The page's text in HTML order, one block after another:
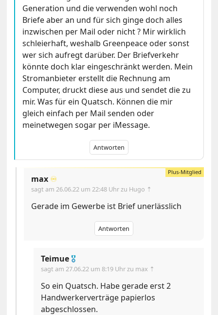
Generation und die verwenden wohl noch
Briefe aber an und für sich ginge doch alles
inzwischen per Mail oder nicht ? Mir wirklich
schleierhaft, weshalb Greenpeace oder sonst
wer sich aufregt darüber. Der Briefverkehr
könnte doch klar eingeschränkt werden. Mein
Stromanbieter erstellt die Rechnung am
Computer, druckt diese aus und sendet die zu
mir. Was für ein Quatsch. Können die mir
gleich einfach per Mail senden oder
meinetwegen sogar per iMessage.
Antworten
max ♾️
sagt am26.06.22 um 22:48 Uhrzu Hugo ⇡
Gerade im Gewerbe ist Brief unerlässlich
Antworten
Teimue 🎖
sagt am27.06.22 um 8:19 Uhrzu max ⇡
So ein Quatsch. Habe gerade erst 2
Handwerkerverträge papierlos
abgeschlossen.